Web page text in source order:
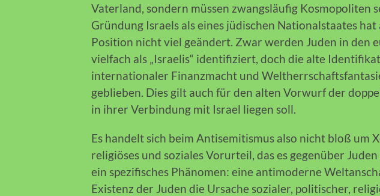
Vaterland, sondern müssen zwangsläufig Kosmopoliten
Gründung Israels als eines jüdischen Nationalstaates
Position nicht viel geändert. Zwar werden Juden in den
vielfach als „Israelis“ identifiziert, doch die alte
internationaler Finanzmacht und
geblieben. Dies gilt auch für den alten Vorwurf der
in ihrer Verbindung mit Israel liegen soll.
Es handelt sich beim Antisemitismus also nicht bloß um
religiöses und soziales Vorurteil, das es gegenüber
ein spezifisches Phänomen: eine antimoderne
Existenz der Juden die Ursache sozialer, politischer,